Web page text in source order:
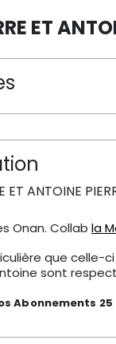
ET
ET ANTOINE
Onan. Collab la
que celle-
sont
Abonnements 25